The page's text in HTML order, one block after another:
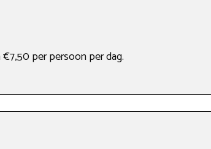
per persoon per dag.